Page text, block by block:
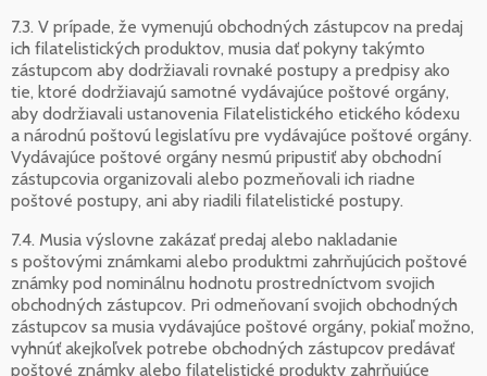
7.3. V prípade, že vymenujú obchodných zástupcov na predaj
ich filatelistických produktov, musia dať pokyny takýmto
zástupcom aby dodržiavali rovnaké postupy a predpisy ako
tie, ktoré dodržiavajú samotné vydávajúce poštové orgány,
aby dodržiavali ustanovenia Filatelistického etického kódexu
a národnú poštovú legislatívu pre vydávajúce poštové orgány.
Vydávajúce poštové orgány nesmú pripustiť aby obchodní
zástupcovia organizovali alebo pozmeňovali ich riadne
poštové postupy, ani aby riadili filatelistické postupy.
7.4. Musia výslovne zakázať predaj alebo nakladanie
s poštovými známkami alebo produktmi zahrňujúcich poštové
známky pod nominálnu hodnotu prostredníctvom svojich
obchodných zástupcov. Pri odmeňovaní svojich obchodných
zástupcov sa musia vydávajúce poštové orgány, pokiaľ možno,
vyhnúť akejkoľvek potrebe obchodných zástupcov predávať
poštové známky alebo filatelistické produkty zahrňujúce